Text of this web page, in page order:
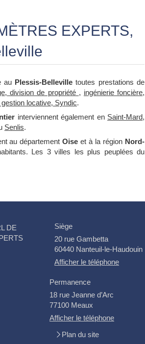
EXPERTS,
au Plessis-Belleville toutes prestations de
division de propriété , ingénierie foncière,
locative, Syndic.
interviennent également en Saint-Mard,
Senlis.
au départementOise et à la région Nord-
Les 3 villes les plus peuplées du
DE
Siège
20 rue Gambetta
60440 Nanteuil-le-Haudouin
Afficher le téléphone
Permanence
18 rue Jeanne d’Arc
77100 Meaux
Afficher le téléphone
Plan du site